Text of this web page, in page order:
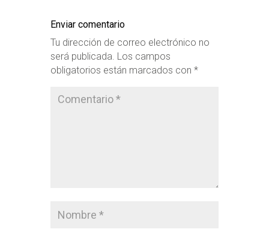
Enviar comentario
Tu dirección de correo electrónico no
será publicada. Los campos
obligatorios están marcados con *